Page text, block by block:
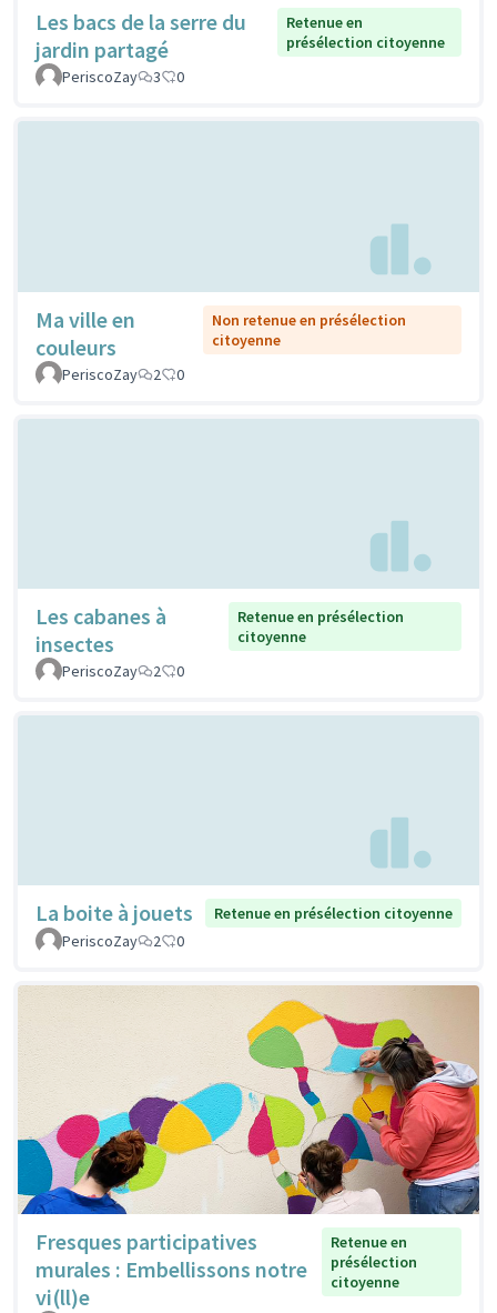
Les bacs de la serre du
jardin partagé
Retenue en
présélection citoyenne
PeriscoZay
3 0
Ma ville en
couleurs
Non retenue en présélection
citoyenne
PeriscoZay
2 0
Les cabanes à
insectes
Retenue en présélection
citoyenne
PeriscoZay
2 0
La boite à jouets
Retenue en présélection citoyenne
PeriscoZay
2 0
Fresques participatives
murales : Embellissons notre
vi(ll)e
Retenue en
présélection
citoyenne